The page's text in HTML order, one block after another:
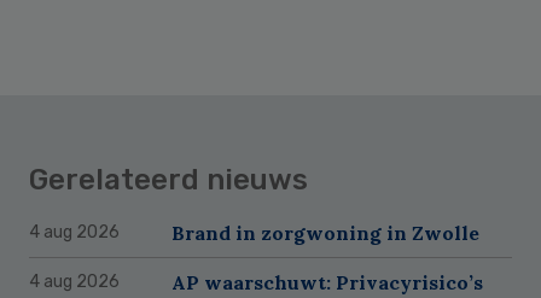
Gerelateerd nieuws
4 aug 2026 Brand in zorgwoning in Zwolle
4 aug 2026
AP waarschuwt: Privacyrisico’s